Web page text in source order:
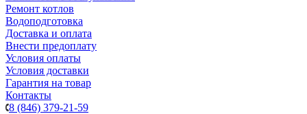
Ремонт котлов
Водоподготовка
Доставка и оплата
Внести предоплату
Условия оплаты
Условия доставки
Гарантия на товар
Контакты
8 (846) 379-21-59